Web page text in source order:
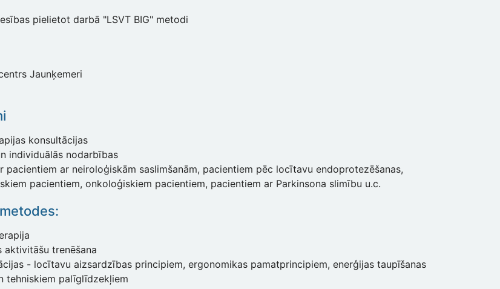
pielietot darbā "LSVT BIG" metodi
Jaunķemeri
konsultācijas
individuālās nodarbības
pacientiem ar neiroloģiskām saslimšanām, pacientiem pēc locītavu endoprotezēšanas,
pacientiem, onkoloģiskiem pacientiem, pacientiem ar Parkinsona slimību u.c.
aktivitāšu trenēšana
- locītavu aizsardzības principiem, ergonomikas pamatprincipiem, enerģijas taupīšanas
tehniskiem palīglīdzekļiem